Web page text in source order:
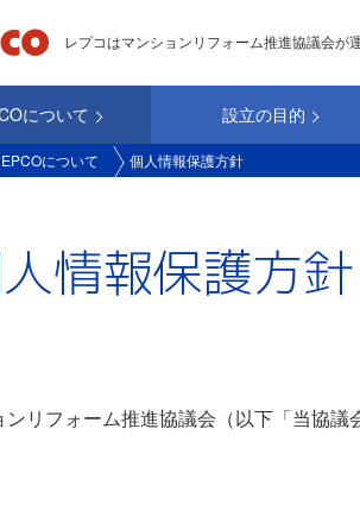
レプコはマンションリフォーム推進協議会が
について 設立の目的
について 個人情報保護方針
情報保護方針
ンリフォーム推進協議会（以下「当協